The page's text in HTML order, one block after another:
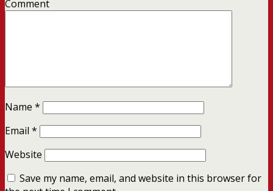
Comment
Name *
Email *
Website
Save my name, email, and website in this browser for